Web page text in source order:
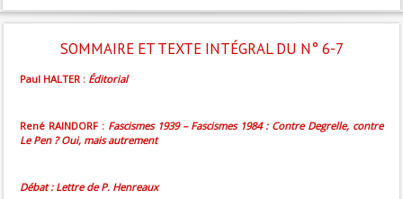
SOMMAIRE ET TEXTE INTÉGRAL DU N° 6-7
Paul HALTER : Éditorial
René RAINDORF : Fascismes 1939 – Fascismes 1984 : Contre Degrelle, contre
Le Pen ? Oui, mais autrement
Débat : Lettre de P. Henreaux